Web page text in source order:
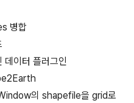
병합
데이터 플러그인
의 shapefile을 grid로